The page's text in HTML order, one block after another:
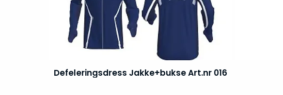
Defeleringsdress Jakke+bukse Art.nr 016